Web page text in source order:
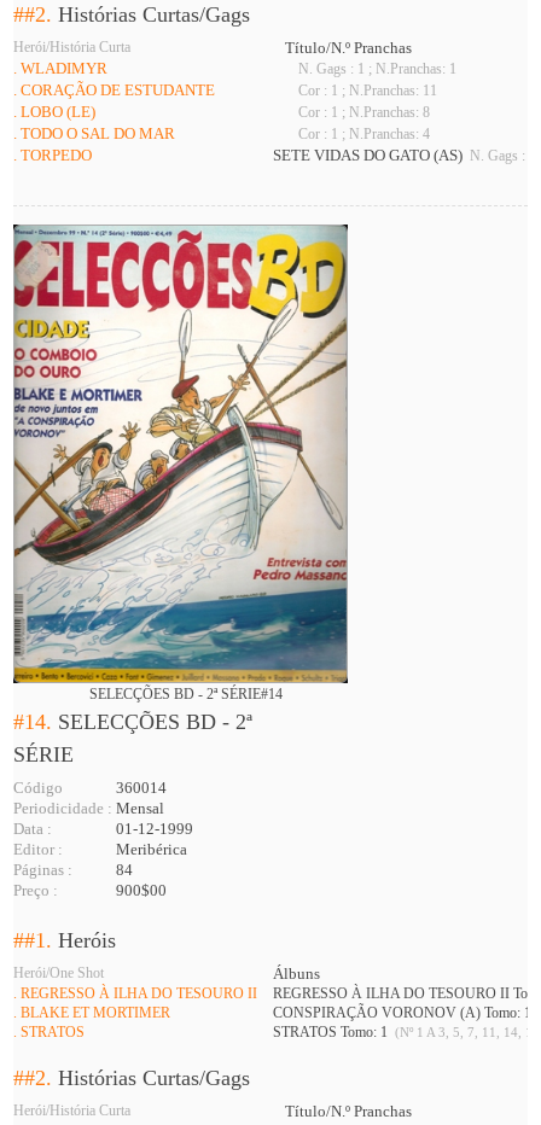
##2.Histórias Curtas/Gags
Herói/História Curta
Título/N.º Pranchas
. WLADIMYR
N. Gags : 1 ; N.Pranchas: 1
. CORAÇÃO DE ESTUDANTE Cor : 1 ; N.Pranchas: 11
. LOBO (LE) Cor : 1 ; N.Pranchas: 8
. TODO O SAL DO MAR Cor : 1 ; N.Pranchas: 4
. TORPEDO SETE VIDAS DO GATO (AS) N. Gags : 1
SELECÇÕES BD - 2ª SÉRIE#14
#14. SELECÇÕES BD - 2ª
SÉRIE
Código
360014
Periodicidade : Mensal
Data :
01-12-1999
Editor :
Meribérica
Páginas :
84
Preço :
900$00
##1.Heróis
Herói/One Shot Álbuns
. REGRESSO À ILHA DO TESOURO II
REGRESSO À ILHA DO TESOURO II
. BLAKE ET MORTIMER
CONSPIRAÇÃO VORONOV (A) Tomo:
. STRATOS
STRATOS Tomo: 1 (Nº 1 A 3, 5, 7, 11, 14,
##2.Histórias Curtas/Gags
Herói/História Curta
Título/N.º Pranchas